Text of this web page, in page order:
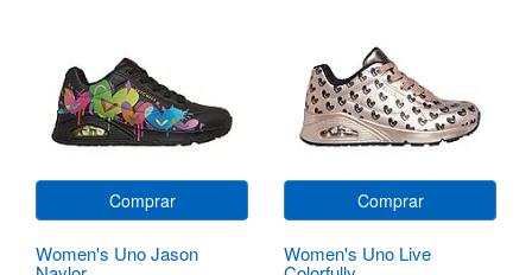
Comprar
Women's Uno Jason
Comprar
Women's Uno Live